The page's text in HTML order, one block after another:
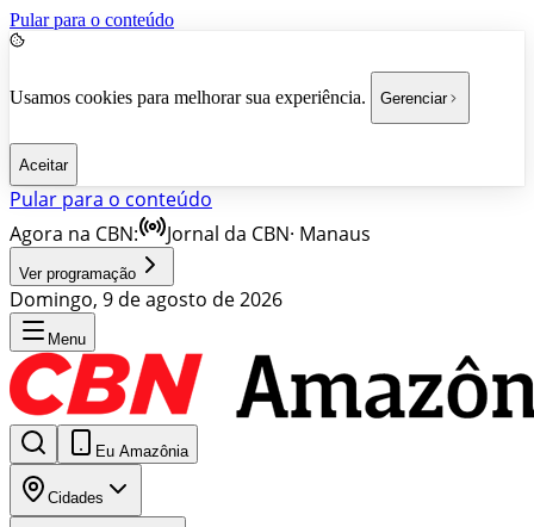
Pular para o conteúdo
Usamos cookies para melhorar sua experiência. Gerenciar
Aceitar
Pular para o conteúdo
Agora na CBN:
Jornal da CBN· Manaus
Ver programação
Domingo, 9 de agosto de 2026
Menu
Eu Amazônia
Cidades